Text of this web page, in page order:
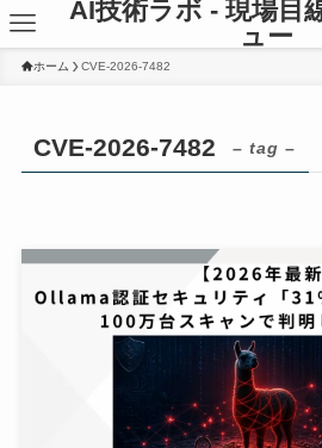
AI技術ラボ - 現場目
ュー
ホーム CVE-2026-7482
CVE-2026-7482 – tag –